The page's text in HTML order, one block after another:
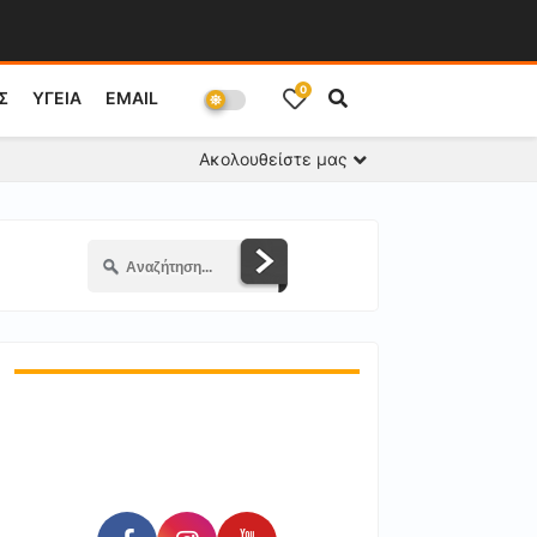
ΥΓΕΙΑ EMAIL 0
Ακολουθείστε μας